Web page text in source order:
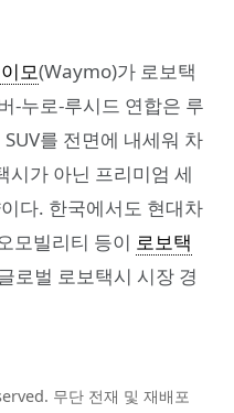
모(Waymo)가 로보택
-누로-루시드 연합은 루
를 전면에 내세워 차
시가 아닌 프리미엄 세
다. 한국에서도 현대차
모빌리티 등이 로보택
로벌 로보택시 시장 경
무단 전재 및 재배포